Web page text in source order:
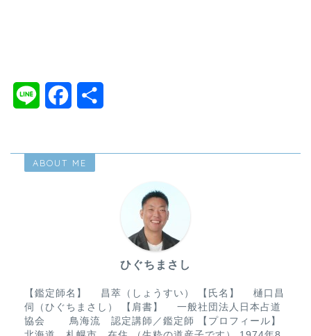
e e
ABOUT ME
ひぐちまさし
【鑑定師名】 昌萃（しょうすい） 【氏名】 樋口昌
伺（ひぐちまさし） 【肩書】 一般社団法人日本占道
協会 鳥海流 認定講師／鑑定師 【プロフィール】